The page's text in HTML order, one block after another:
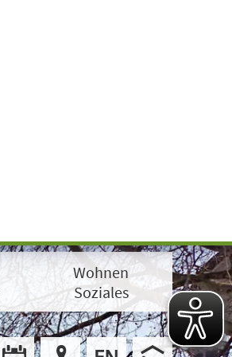
Wohnen
Soziales